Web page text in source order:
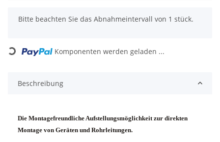
x
Bitte beachten Sie das Abnahmeintervall von 1 stück.
Loading... Komponenten werden geladen ...
Beschreibung
Die Montagefreundliche Aufstellungsmöglichkeit zur direkten
Montage von Geräten und Rohrleitungen.